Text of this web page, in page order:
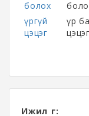
болох
үргүй
цэцэг
үр
цэцэг
Ижил үг: